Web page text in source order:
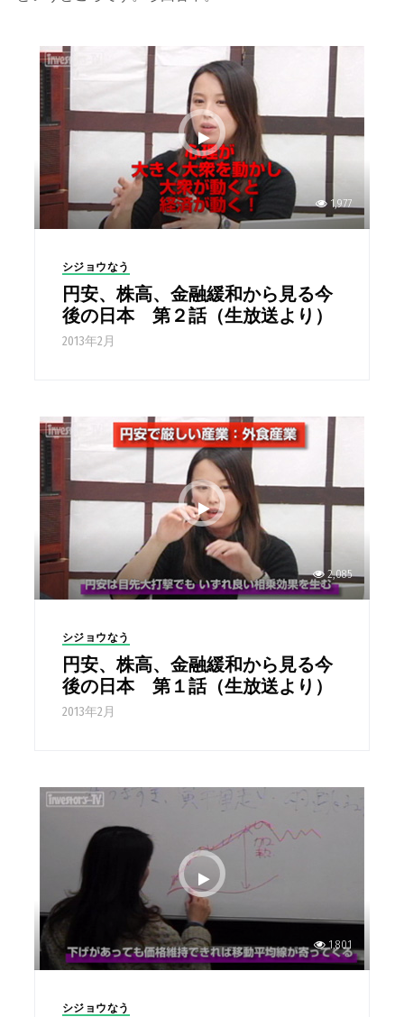
1,977
シジョウなう
円安、株高、金融緩和から見る今
後の日本 第２話（生放送より）
2013年2月
2,085
シジョウなう
円安、株高、金融緩和から見る今
後の日本 第１話（生放送より）
2013年2月
1,801
シジョウなう